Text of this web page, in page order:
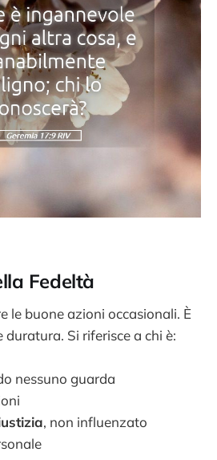
Fedeltà
le buone azioni occasionali. È
Si riferisce a chi è:
nessuno guarda
, non influenzato